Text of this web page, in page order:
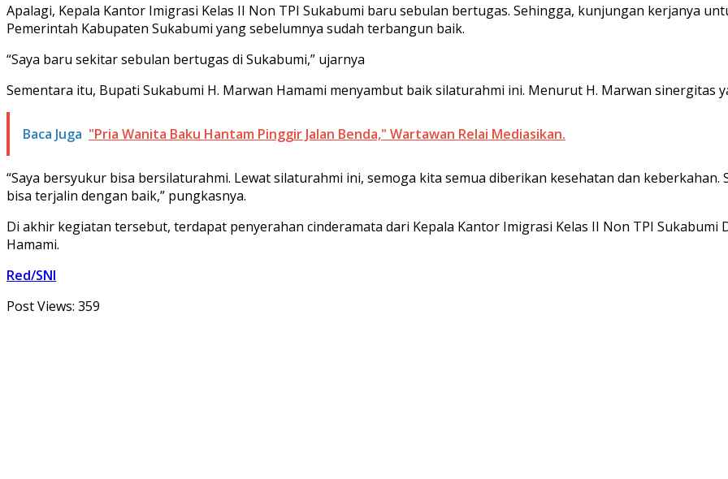
Apalagi, Kepala Kantor Imigrasi Kelas II Non TPI Sukabumi baru sebulan bertugas. Sehingga, kunjungan kerjanya
Pemerintah Kabupaten Sukabumi yang sebelumnya sudah terbangun baik.
“Saya baru sekitar sebulan bertugas di Sukabumi,” ujarnya
Sementara itu, Bupati Sukabumi H. Marwan Hamami menyambut baik silaturahmi ini. Menurut H. Marwan sinergitas
Baca Juga "Pria Wanita Baku Hantam Pinggir Jalan Benda," Wartawan Relai Mediasikan.
“Saya bersyukur bisa bersilaturahmi. Lewat silaturahmi ini, semoga kita semua diberikan kesehatan dan
bisa terjalin dengan baik,” pungkasnya.
Di akhir kegiatan tersebut, terdapat penyerahan cinderamata dari Kepala Kantor Imigrasi Kelas II Non TPI Sukabumi
Hamami.
Red/SNI
Post Views: 359